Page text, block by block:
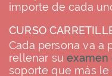
importe de cada
CURSO
Cada persona va a
rellenar suexamen
soporte que más